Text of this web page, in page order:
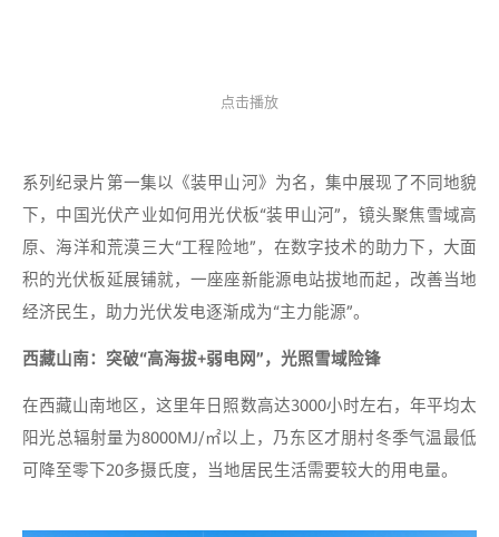
点击播放
系列纪录片第一集以《装甲山河》为名，集中展现了不同地貌
下，中国光伏产业如何用光伏板“装甲山河”，镜头聚焦雪域高
原、海洋和荒漠三大“工程险地”，在数字技术的助力下，大面
积的光伏板延展铺就，一座座新能源电站拔地而起，改善当地
经济民生，助力光伏发电逐渐成为“主力能源”。
西藏山南：突破“高海拔+弱电网”，光照雪域险锋
在西藏山南地区，这里年日照数高达3000小时左右，年平均太
阳光总辐射量为8000MJ/㎡以上，乃东区才朋村冬季气温最低
可降至零下20多摄氏度，当地居民生活需要较大的用电量。